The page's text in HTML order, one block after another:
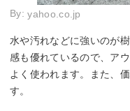
By:yahoo.co.jp
水や汚れなどに強いのが
感も優れているので、ア
よく使われます。また、
す。